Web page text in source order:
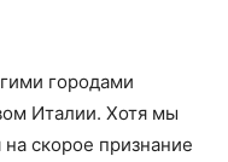
городами
Италии. Хотя мы
скорое признание